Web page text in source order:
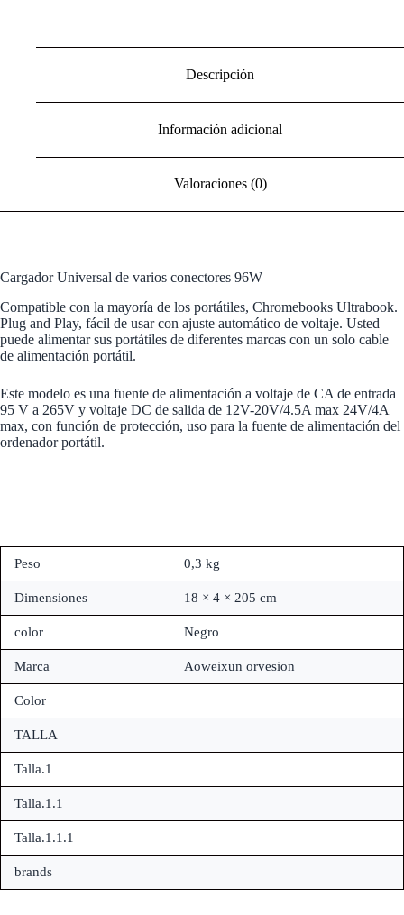
Descripción
Información adicional
Valoraciones (0)
Cargador Universal de varios conectores 96W
Compatible con la mayoría de los portátiles, Chromebooks Ultrabook.
Plug and Play, fácil de usar con ajuste automático de voltaje. Usted
puede alimentar sus portátiles de diferentes marcas con un solo cable
de alimentación portátil.
Este modelo es una fuente de alimentación a voltaje de CA de entrada
95 V a 265V y voltaje DC de salida de 12V-20V/4.5A max 24V/4A
max, con función de protección, uso para la fuente de alimentación del
ordenador portátil.
Peso 0,3 kg
Dimensiones 18 × 4 × 205 cm
color Negro
Marca Aoweixun orvesion
Color
TALLA
Talla.1
Talla.1.1
Talla.1.1.1
brands